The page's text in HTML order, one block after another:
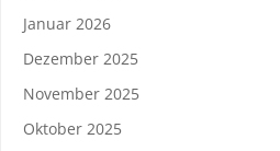
Januar 2026
Dezember 2025
November 2025
Oktober 2025